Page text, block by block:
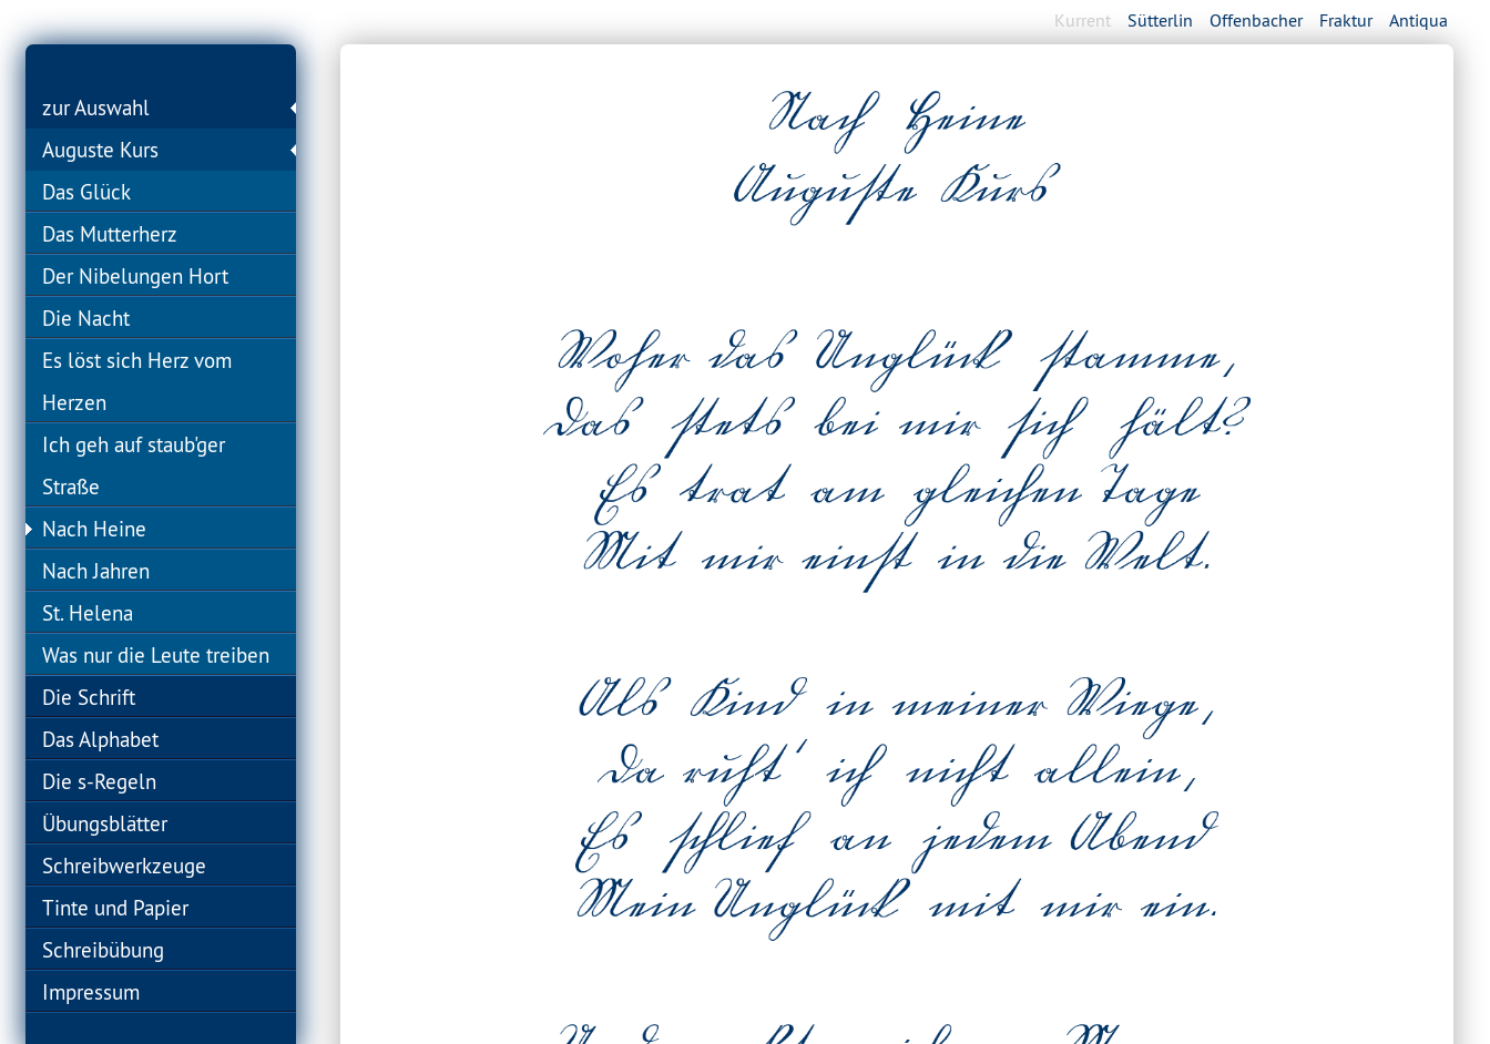
Kurrent Sütterlin Offenbacher Fraktur Antiqua
zur Auswahl
Auguste Kurs
Das Glück
Das Mutterherz
Der Nibelungen Hort
Die Nacht
Es löst sich Herz vom
Herzen
Ich geh auf staub'ger
Straße
Nach Heine
Nach Jahren
St. Helena
Was nur die Leute treiben
Die Schrift
Das Alphabet
Die s-Regeln
Übungsblätter
Schreibwerkzeuge
Tinte und Papier
Schreibübung
Impressum